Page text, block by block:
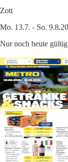
Zott
Mo. 13.7. - So.
Nur noch heute gültig